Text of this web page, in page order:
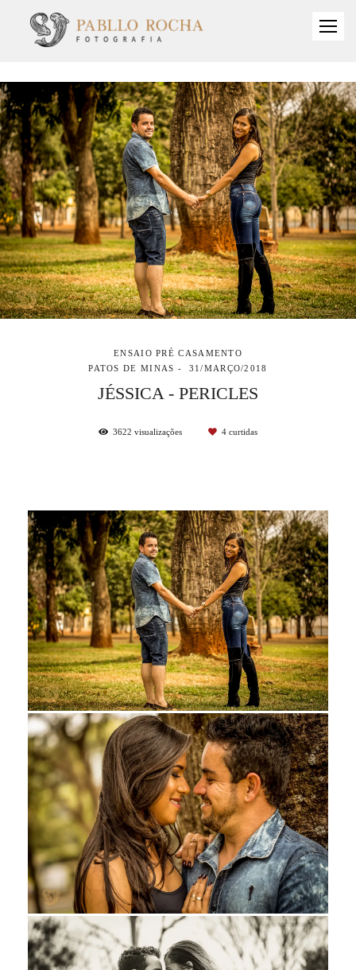
ENSAIO PRÉ CASAMENTO
PATOS DE MINAS
31/MARÇO/2018
JÉSSICA - PERICLES
3622 visualizações 4 curtidas